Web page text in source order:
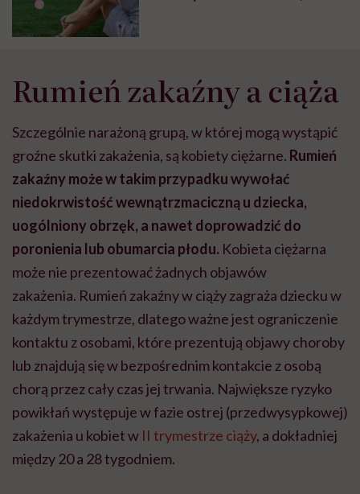
Rumień zakaźny a ciąża
Szczególnie narażoną grupą, w której mogą wystąpić
groźne skutki zakażenia, są kobiety ciężarne. Rumień
zakaźny może w takim przypadku wywołać
niedokrwistość wewnątrzmaciczną u dziecka,
uogólniony obrzęk, a nawet doprowadzić do
poronienia lub obumarcia płodu. Kobieta ciężarna
może nie prezentować żadnych objawów
zakażenia. Rumień zakaźny w ciąży zagraża dziecku w
każdym trymestrze, dlatego ważne jest ograniczenie
kontaktu z osobami, które prezentują objawy choroby
lub znajdują się w bezpośrednim kontakcie z osobą
chorą przez cały czas jej trwania. Największe ryzyko
powikłań występuje w fazie ostrej (przedwysypkowej)
zakażenia u kobiet w II trymestrze ciąży, a dokładniej
między 20 a 28 tygodniem.